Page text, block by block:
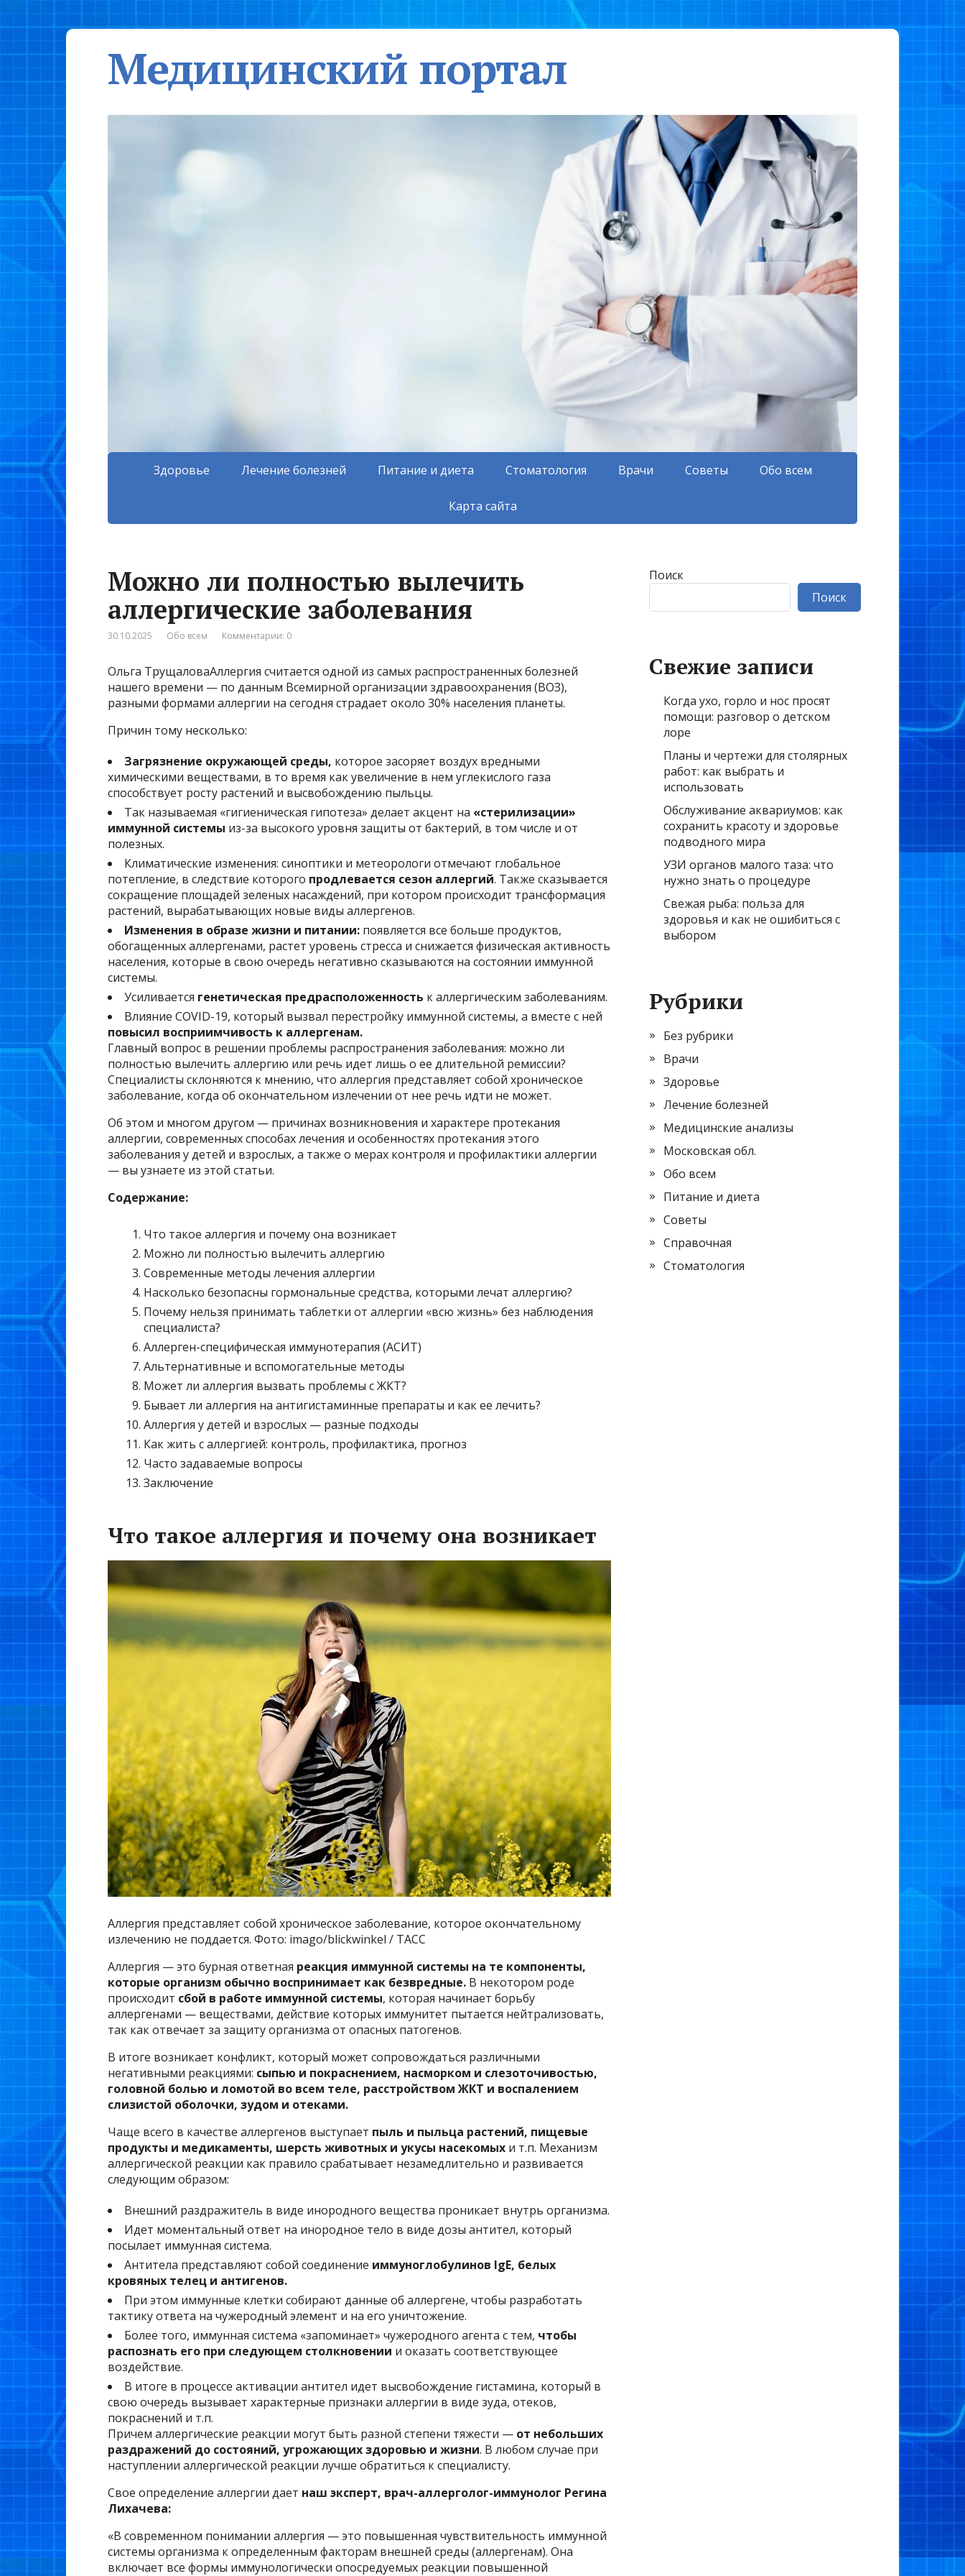
Медицинский портал
Здоровье Лечение болезней Питание и диета Стоматология Врачи Советы Обо всем
Карта сайта
Можно ли полностью вылечить
аллергические заболевания
30.10.2025 Обо всем Комментарии: 0
Ольга ТрущаловаАллергия считается одной из самых распространенных болезней
нашего времени — по данным Всемирной организации здравоохранения (ВОЗ),
разными формами аллергии на сегодня страдает около 30% населения планеты.
Причин тому несколько:
Загрязнение окружающей среды, которое засоряет воздух вредными
химическими веществами, в то время как увеличение в нем углекислого газа
способствует росту растений и высвобождению пыльцы.
Так называемая «гигиеническая гипотеза» делает акцент на «стерилизации»
иммунной системы из-за высокого уровня защиты от бактерий, в том числе и от
полезных.
Климатические изменения: синоптики и метеорологи отмечают глобальное
потепление, в следствие которого продлевается сезон аллергий. Также сказывается
сокращение площадей зеленых насаждений, при котором происходит трансформация
растений, вырабатывающих новые виды аллергенов.
Изменения в образе жизни и питании: появляется все больше продуктов,
обогащенных аллергенами, растет уровень стресса и снижается физическая активность
населения, которые в свою очередь негативно сказываются на состоянии иммунной
системы.
Усиливается генетическая предрасположенность к аллергическим заболеваниям.
Влияние COVID-19, который вызвал перестройку иммунной системы, а вместе с ней
повысил восприимчивость к аллергенам.
Главный вопрос в решении проблемы распространения заболевания: можно ли
полностью вылечить аллергию или речь идет лишь о ее длительной ремиссии?
Специалисты склоняются к мнению, что аллергия представляет собой хроническое
заболевание, когда об окончательном излечении от нее речь идти не может.
Об этом и многом другом — причинах возникновения и характере протекания
аллергии, современных способах лечения и особенностях протекания этого
заболевания у детей и взрослых, а также о мерах контроля и профилактики аллергии
— вы узнаете из этой статьи.
Содержание:
Что такое аллергия и почему она возникает
Можно ли полностью вылечить аллергию
Современные методы лечения аллергии
Насколько безопасны гормональные средства, которыми лечат аллергию?
Почему нельзя принимать таблетки от аллергии «всю жизнь» без наблюдения
специалиста?
Аллерген-специфическая иммунотерапия (АСИТ)
Альтернативные и вспомогательные методы
Может ли аллергия вызвать проблемы с ЖКТ?
Бывает ли аллергия на антигистаминные препараты и как ее лечить?
Аллергия у детей и взрослых — разные подходы
Как жить с аллергией: контроль, профилактика, прогноз
Часто задаваемые вопросы
Заключение
Что такое аллергия и почему она возникает
Аллергия представляет собой хроническое заболевание, которое окончательному
излечению не поддается. Фото: imago/blickwinkel / ТАСС
Аллергия — это бурная ответная реакция иммунной системы на те компоненты,
которые организм обычно воспринимает как безвредные. В некотором роде
происходит сбой в работе иммунной системы, которая начинает борьбу
аллергенами — веществами, действие которых иммунитет пытается нейтрализовать,
так как отвечает за защиту организма от опасных патогенов.
В итоге возникает конфликт, который может сопровождаться различными
негативными реакциями: сыпью и покраснением, насморком и слезоточивостью,
головной болью и ломотой во всем теле, расстройством ЖКТ и воспалением
слизистой оболочки, зудом и отеками.
Чаще всего в качестве аллергенов выступает пыль и пыльца растений, пищевые
продукты и медикаменты, шерсть животных и укусы насекомых и т.п. Механизм
аллергической реакции как правило срабатывает незамедлительно и развивается
следующим образом:
Внешний раздражитель в виде инородного вещества проникает внутрь организма.
Идет моментальный ответ на инородное тело в виде дозы антител, который
посылает иммунная система.
Антитела представляют собой соединение иммуноглобулинов IgE, белых
кровяных телец и антигенов.
При этом иммунные клетки собирают данные об аллергене, чтобы разработать
тактику ответа на чужеродный элемент и на его уничтожение.
Более того, иммунная система «запоминает» чужеродного агента с тем, чтобы
распознать его при следующем столкновении и оказать соответствующее
воздействие.
В итоге в процессе активации антител идет высвобождение гистамина, который в
свою очередь вызывает характерные признаки аллергии в виде зуда, отеков,
покраснений и т.п.
Причем аллергические реакции могут быть разной степени тяжести — от небольших
раздражений до состояний, угрожающих здоровью и жизни. В любом случае при
наступлении аллергической реакции лучше обратиться к специалисту.
Свое определение аллергии дает наш эксперт, врач-аллерголог-иммунолог Регина
Лихачева:
«В современном понимании аллергия — это повышенная чувствительность иммунной
системы организма к определенным факторам внешней среды (аллергенам). Она
включает все формы иммунологически опосредуемых реакции повышенной
Поиск
Поиск
Свежие записи
Когда ухо, горло и нос просят
помощи: разговор о детском
лоре
Планы и чертежи для столярных
работ: как выбрать и
использовать
Обслуживание аквариумов: как
сохранить красоту и здоровье
подводного мира
УЗИ органов малого таза: что
нужно знать о процедуре
Свежая рыба: польза для
здоровья и как не ошибиться с
выбором
Рубрики
Без рубрики
Врачи
Здоровье
Лечение болезней
Медицинские анализы
Московская обл.
Обо всем
Питание и диета
Советы
Справочная
Стоматология